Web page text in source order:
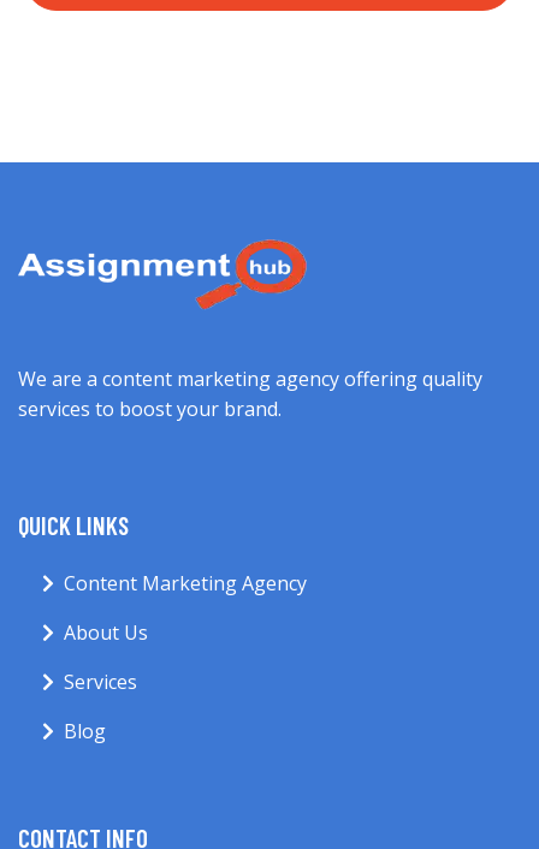
We are a content marketing agency offering quality
services to boost your brand.
QUICK LINKS
Content Marketing Agency
About Us
Services
Blog
CONTACT INFO